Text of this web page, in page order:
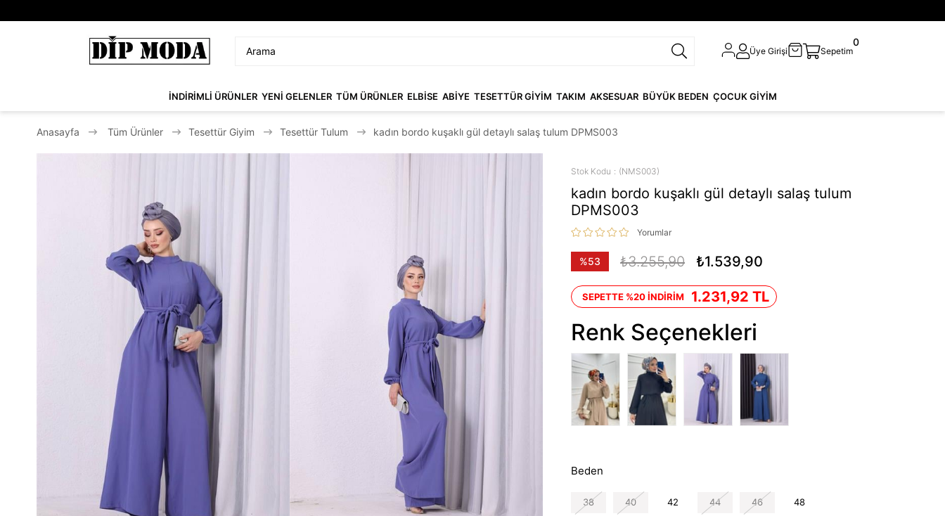
Üye Girişi Sepetim
0
İNDİRİMLİ ÜRÜNLER YENİ GELENLER TÜM ÜRÜNLER ELBİSE ABİYE TESETTÜR GİYİM TAKIM AKSESUAR BÜYÜK BEDEN ÇOCUK GİYİM
Anasayfa Tüm Ürünler Tesettür Giyim Tesettür Tulum kadın bordo kuşaklı gül detaylı salaş tulum DPMS003
Stok Kodu (NMS003)
kadın bordo kuşaklı gül detaylı salaş tulum
DPMS003
Yorumlar
%53
₺3.255,90 ₺1.539,90
SEPETTE %20 İNDİRİM 1.231,92 TL
Renk Seçenekleri
Beden
38 40 42 44 46 48